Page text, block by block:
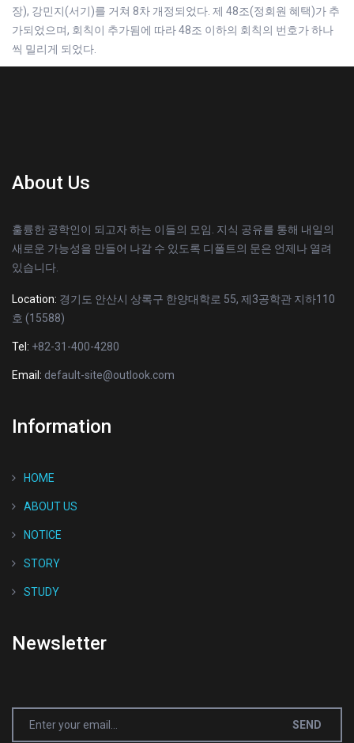
장), 강민지(서기)를 거쳐 8차 개정되었다. 제 48조(정회원 혜택)가 추
가되었으며, 회칙이 추가됨에 따라 48조 이하의 회칙의 번호가 하나
씩 밀리게 되었다.
About Us
훌륭한 공학인이 되고자 하는 이들의 모임. 지식 공유를 통해 내일의
새로운 가능성을 만들어 나갈 수 있도록 디폴트의 문은 언제나 열려
있습니다.
Location: 경기도 안산시 상록구 한양대학로 55, 제3공학관 지하110
호 (15588)
Tel: +82-31-400-4280
Email: default-site@outlook.com
Information
HOME
ABOUT US
NOTICE
STORY
STUDY
Newsletter
SEND